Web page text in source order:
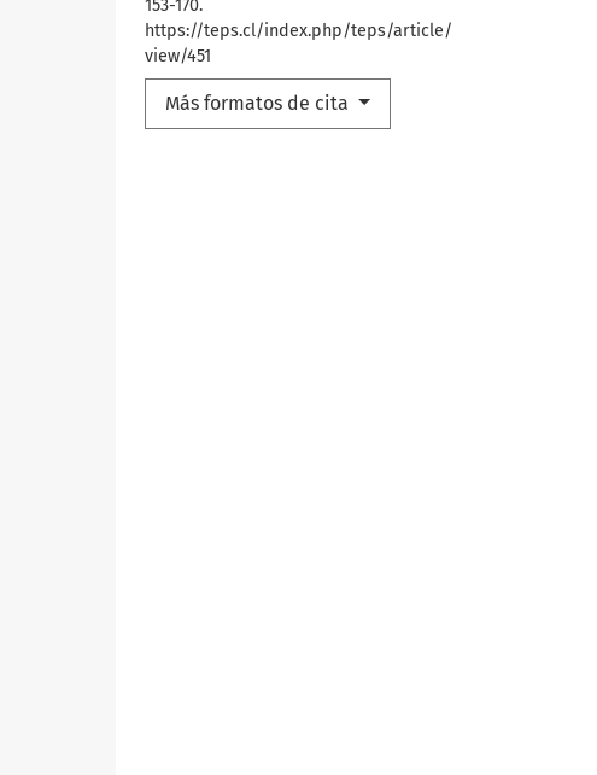
153-170.
https://teps.cl/index.php/teps/article/
view/451
Más formatos de cita